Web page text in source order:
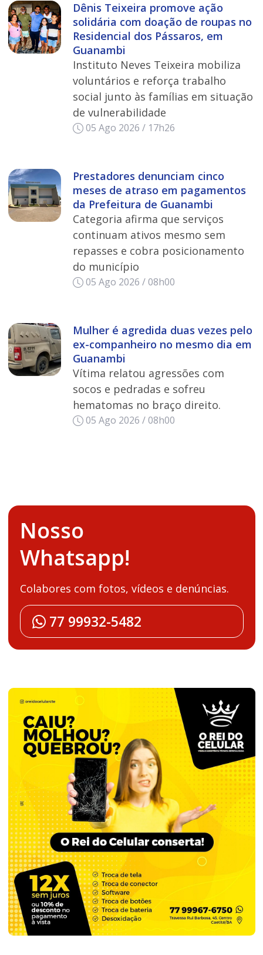
Dênis Teixeira promove ação
solidária com doação de roupas no
Residencial dos Pássaros, em
Guanambi
Instituto Neves Teixeira mobiliza
voluntários e reforça trabalho
social junto às famílias em situação
de vulnerabilidade
05 Ago 2026 / 17h26
Prestadores denunciam cinco
meses de atraso em pagamentos
da Prefeitura de Guanambi
Categoria afirma que serviços
continuam ativos mesmo sem
repasses e cobra posicionamento
do município
05 Ago 2026 / 08h00
Mulher é agredida duas vezes pelo
ex-companheiro no mesmo dia em
Guanambi
Vítima relatou agressões com
socos e pedradas e sofreu
hematomas no braço direito.
05 Ago 2026 / 08h00
Nosso
Whatsapp!
Colabores com fotos, vídeos e denúncias.
77 99932-5482